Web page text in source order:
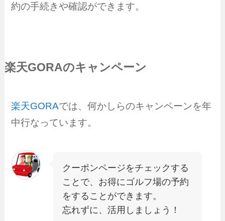
約の手続きや確認ができます。
楽天GORAのキャンペーン
楽天GORAでは、何かしらのキャンペーンを年
中行なっています。
クーポンページをチェックする
ことで、お得にゴルフ場の予約
をすることができます。
忘れずに、活用しましょう！